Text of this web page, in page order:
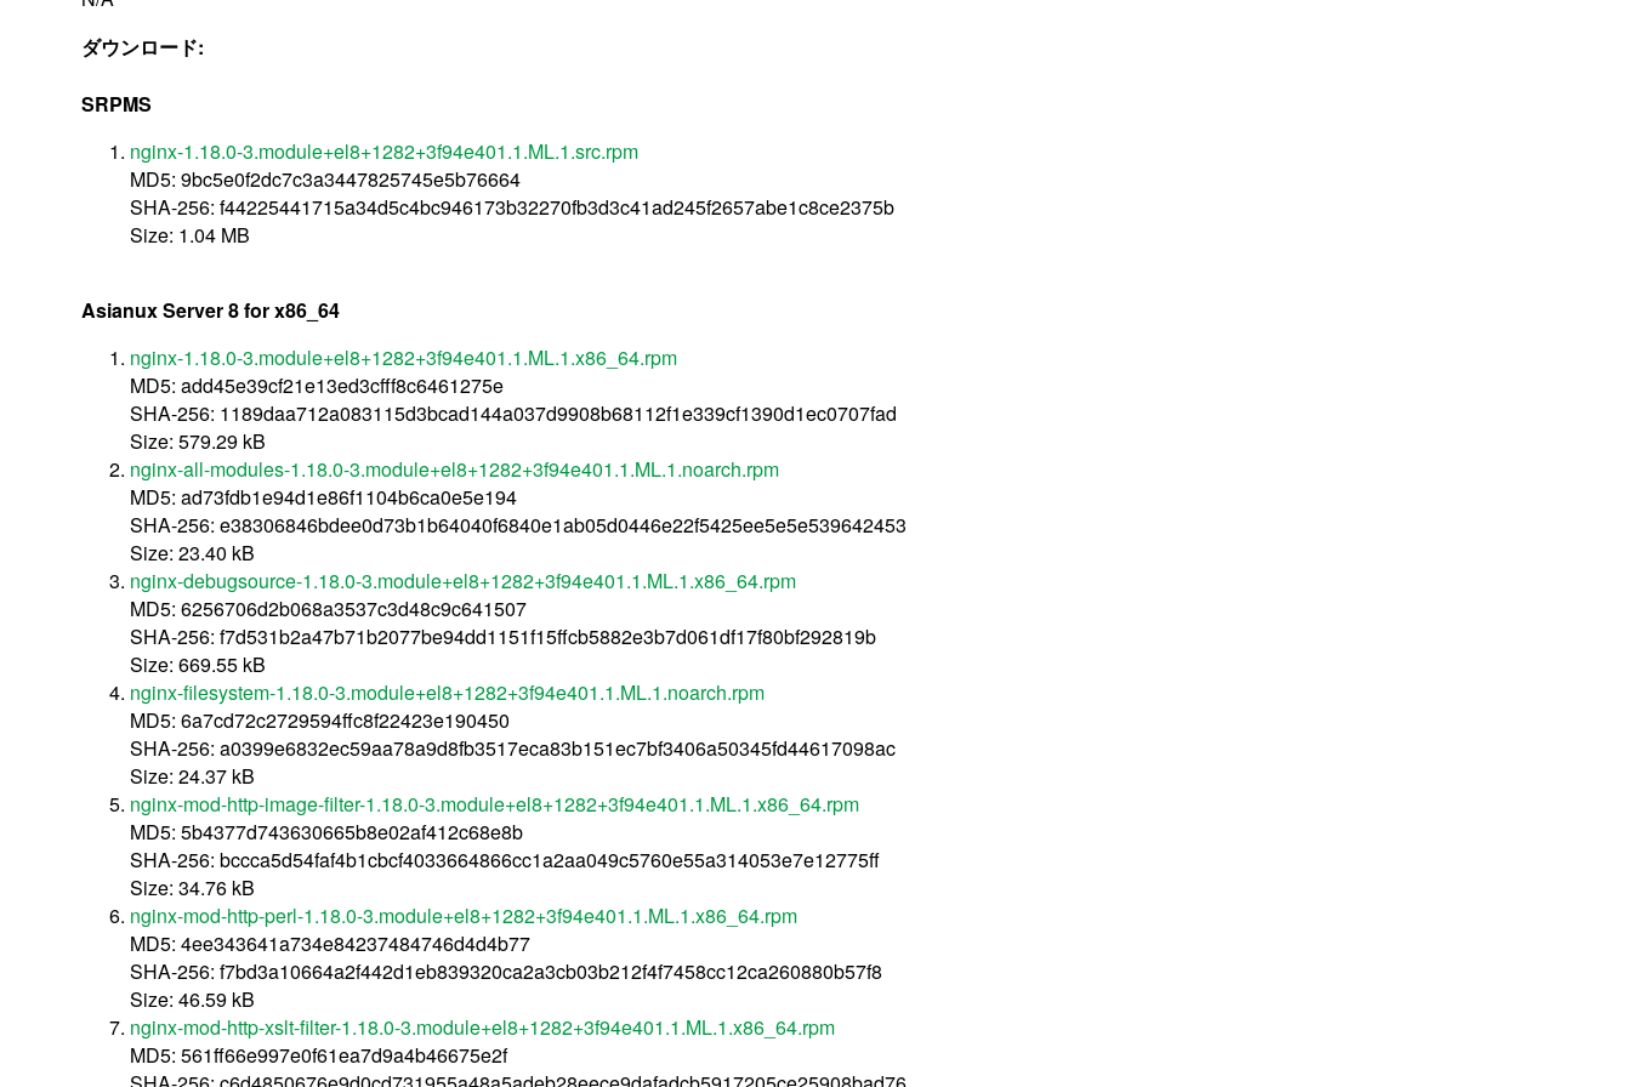
ダウンロード:
SRPMS
nginx-1.18.0-3.module+el8+1282+3f94e401.1.ML.1.src.rpm
MD5: 9bc5e0f2dc7c3a3447825745e5b76664
SHA-256: f44225441715a34d5c4bc946173b32270fb3d3c41ad245f2657abe1c8ce2375b
Size: 1.04 MB
Asianux Server 8 for x86_64
nginx-1.18.0-3.module+el8+1282+3f94e401.1.ML.1.x86_64.rpm
MD5: add45e39cf21e13ed3cfff8c6461275e
SHA-256: 1189daa712a083115d3bcad144a037d9908b68112f1e339cf1390d1ec0707fad
Size: 579.29 kB
nginx-all-modules-1.18.0-3.module+el8+1282+3f94e401.1.ML.1.noarch.rpm
MD5: ad73fdb1e94d1e86f1104b6ca0e5e194
SHA-256: e38306846bdee0d73b1b64040f6840e1ab05d0446e22f5425ee5e5e539642453
Size: 23.40 kB
nginx-debugsource-1.18.0-3.module+el8+1282+3f94e401.1.ML.1.x86_64.rpm
MD5: 6256706d2b068a3537c3d48c9c641507
SHA-256: f7d531b2a47b71b2077be94dd1151f15ffcb5882e3b7d061df17f80bf292819b
Size: 669.55 kB
nginx-filesystem-1.18.0-3.module+el8+1282+3f94e401.1.ML.1.noarch.rpm
MD5: 6a7cd72c2729594ffc8f22423e190450
SHA-256: a0399e6832ec59aa78a9d8fb3517eca83b151ec7bf3406a50345fd44617098ac
Size: 24.37 kB
nginx-mod-http-image-filter-1.18.0-3.module+el8+1282+3f94e401.1.ML.1.x86_64.rpm
MD5: 5b4377d743630665b8e02af412c68e8b
SHA-256: bccca5d54faf4b1cbcf4033664866cc1a2aa049c5760e55a314053e7e12775ff
Size: 34.76 kB
nginx-mod-http-perl-1.18.0-3.module+el8+1282+3f94e401.1.ML.1.x86_64.rpm
MD5: 4ee343641a734e84237484746d4d4b77
SHA-256: f7bd3a10664a2f442d1eb839320ca2a3cb03b212f4f7458cc12ca260880b57f8
Size: 46.59 kB
nginx-mod-http-xslt-filter-1.18.0-3.module+el8+1282+3f94e401.1.ML.1.x86_64.rpm
MD5: 561ff66e997e0f61ea7d9a4b46675e2f